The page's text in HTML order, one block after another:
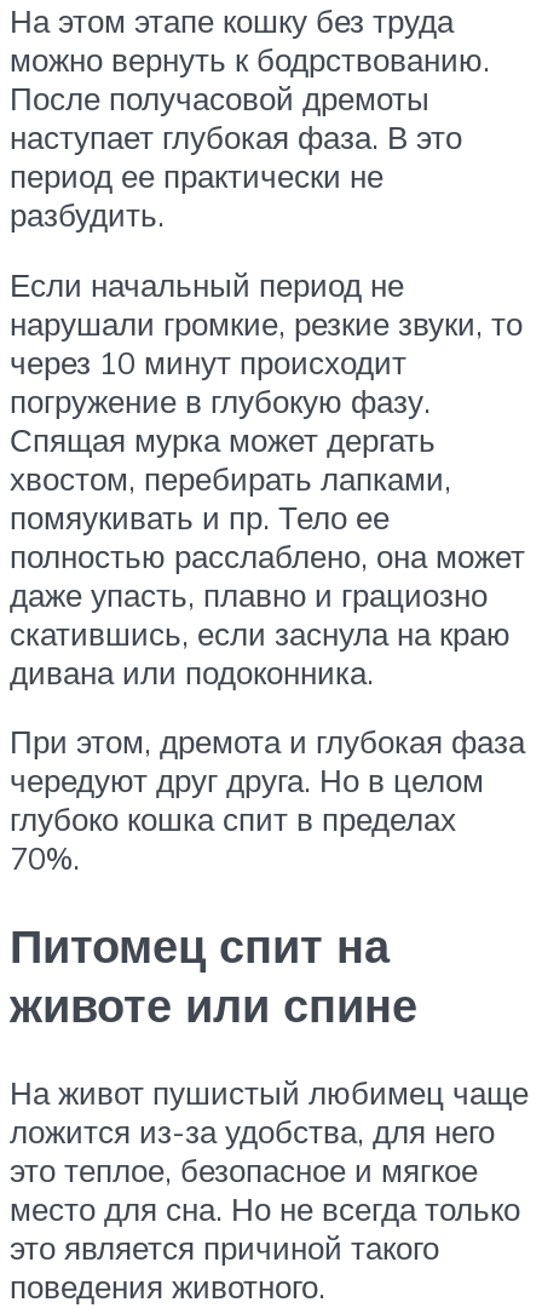
На этом этапе кошку без труда
можно вернуть к бодрствованию.
После получасовой дремоты
наступает глубокая фаза. В это
период ее практически не
разбудить.
Если начальный период не
нарушали громкие, резкие звуки, то
через 10 минут происходит
погружение в глубокую фазу.
Спящая мурка может дергать
хвостом, перебирать лапками,
помяукивать и пр. Тело ее
полностью расслаблено, она может
даже упасть, плавно и грациозно
скатившись, если заснула на краю
дивана или подоконника.
При этом, дремота и глубокая фаза
чередуют друг друга. Но в целом
глубоко кошка спит в пределах
70%.
Питомец спит на
животе или спине
На живот пушистый любимец чаще
ложится из-за удобства, для него
это теплое, безопасное и мягкое
место для сна. Но не всегда только
это является причиной такого
поведения животного.